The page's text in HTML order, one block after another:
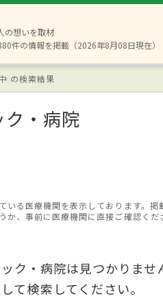
の想いを取材
件の情報を掲載（2026年8月08日現在）
の検索結果
・病院
る医療機関を表示しております。掲
、事前に医療機関に直接ご確認くだ
ク・病院は見つかりませ
て検索してください。